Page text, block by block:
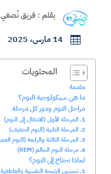
بقلم : فريق نُصغي
 14 مارس، 2025
المحتويات
مقدمة
ما هي سيكولوجية النوم؟
مراحل النوم ودور كل مرحلة
1. المرحلة الأولى (الانتقال إلى النوم)
2. المرحلة الثانية (النوم الخفيف)
3. المرحلة الثالثة والرابعة (النوم العميق)
4. مرحلة النوم الحالم (REM)
لماذا نحتاج إلى النوم؟
1. تحسين الصحة النفسية والعاطفية